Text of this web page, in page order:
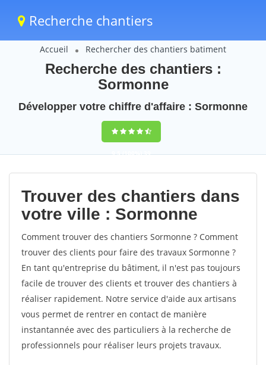
Recherche chantiers
Accueil Rechercher des chantiers batiment
Recherche des chantiers :
Sormonne
Développer votre chiffre d'affaire : Sormonne
9,5(100%)39
votes
Trouver des chantiers dans
votre ville : Sormonne
Comment trouver des chantiers Sormonne ? Comment
trouver des clients pour faire des travaux Sormonne ?
En tant qu'entreprise du bâtiment, il n'est pas toujours
facile de trouver des clients et trouver des chantiers à
réaliser rapidement. Notre service d'aide aux artisans
vous permet de rentrer en contact de manière
instantannée avec des particuliers à la recherche de
professionnels pour réaliser leurs projets travaux.